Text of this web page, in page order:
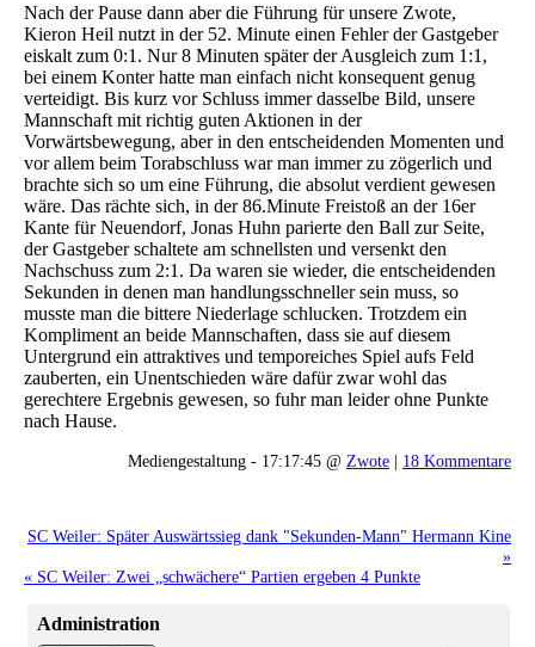
Nach der Pause dann aber die Führung für unsere Zwote,
Kieron Heil nutzt in der 52. Minute einen Fehler der Gastgeber
eiskalt zum 0:1. Nur 8 Minuten später der Ausgleich zum 1:1,
bei einem Konter hatte man einfach nicht konsequent genug
verteidigt. Bis kurz vor Schluss immer dasselbe Bild, unsere
Mannschaft mit richtig guten Aktionen in der
Vorwärtsbewegung, aber in den entscheidenden Momenten und
vor allem beim Torabschluss war man immer zu zögerlich und
brachte sich so um eine Führung, die absolut verdient gewesen
wäre. Das rächte sich, in der 86.Minute Freistoß an der 16er
Kante für Neuendorf, Jonas Huhn parierte den Ball zur Seite,
der Gastgeber schaltete am schnellsten und versenkt den
Nachschuss zum 2:1. Da waren sie wieder, die entscheidenden
Sekunden in denen man handlungsschneller sein muss, so
musste man die bittere Niederlage schlucken. Trotzdem ein
Kompliment an beide Mannschaften, dass sie auf diesem
Untergrund ein attraktives und temporeiches Spiel aufs Feld
zauberten, ein Unentschieden wäre dafür zwar wohl das
gerechtere Ergebnis gewesen, so fuhr man leider ohne Punkte
nach Hause.
Mediengestaltung - 17:17:45 @ Zwote | 18 Kommentare
SC Weiler: Später Auswärtssieg dank "Sekunden-Mann" Hermann Kine
»
« SC Weiler: Zwei „schwächere“ Partien ergeben 4 Punkte
Administration